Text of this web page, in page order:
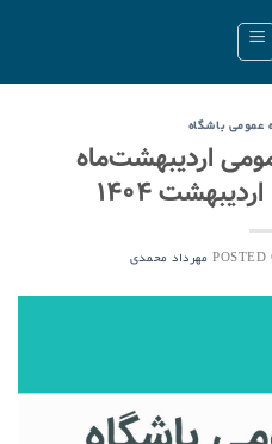
عمومی باشگاه
اردیبهشت‌ماه
POSTED مهرداد محمدی